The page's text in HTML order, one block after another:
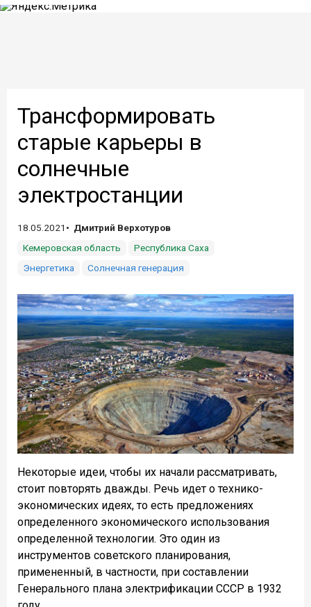
Трансформировать
старые карьеры в
солнечные
электростанции
18.05.2021
Дмитрий Верхотуров
Кемеровская область
Республика Саха
Энергетика
Солнечная генерация
Некоторые идеи, чтобы их начали рассматривать,
стоит повторять дважды. Речь идет о технико-
экономических идеях, то есть предложениях
определенного экономического использования
определенной технологии. Это один из
инструментов советского планирования,
примененный, в частности, при составлении
Генерального плана электрификации СССР в 1932